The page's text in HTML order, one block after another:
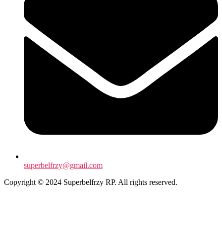
superbelfrzy@gmail.com
Copyright © 2024 Superbelfrzy RP. All rights reserved.